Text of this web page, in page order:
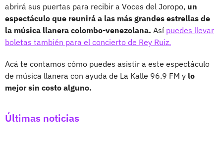
abrirá sus puertas para recibir a Voces del Joropo, un
espectáculo que reunirá a las más grandes estrellas de
la música llanera colombo-venezolana. Así puedes llevar
boletas también para el concierto de Rey Ruiz.
Acá te contamos cómo puedes asistir a este espectáculo
de música llanera con ayuda de La Kalle 96.9 FM y lo
mejor sin costo alguno.
Últimas noticias